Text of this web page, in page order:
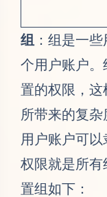
组 ：组是一
个用户账户
置的权限，这
所带来的复
用户账户可
权限就是所有
置组如下：